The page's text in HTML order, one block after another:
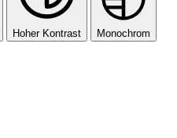
Hoher Kontrast Monochrom